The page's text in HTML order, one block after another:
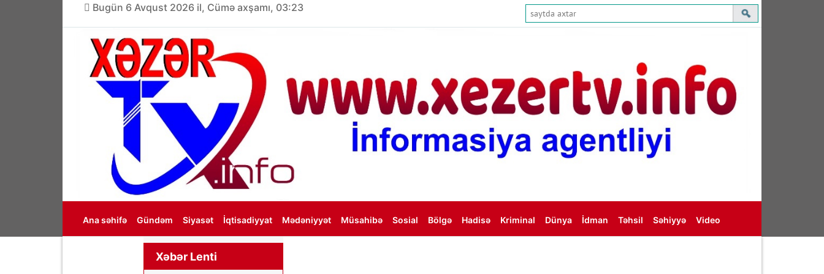
Bugün 6 Avqust 2026 il, Cümə axşamı, 03:23
Ana səhifə Gündəm Siyasət İqtisadiyyat Mədəniyyət Müsahibə Sosial Bölgə Hadisə Kriminal Dünya İdman Təhsil Səhiyyə Video
Xəbər Lenti